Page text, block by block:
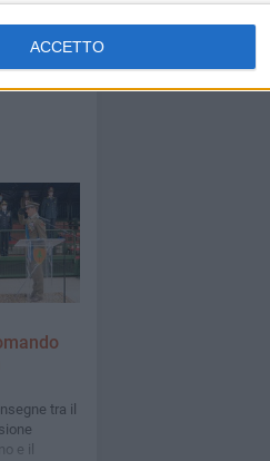
ACCETTO
tra il
e il